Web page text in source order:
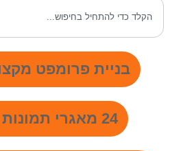
בניית פרומפט
24 מאגרי תמונות מומלצים